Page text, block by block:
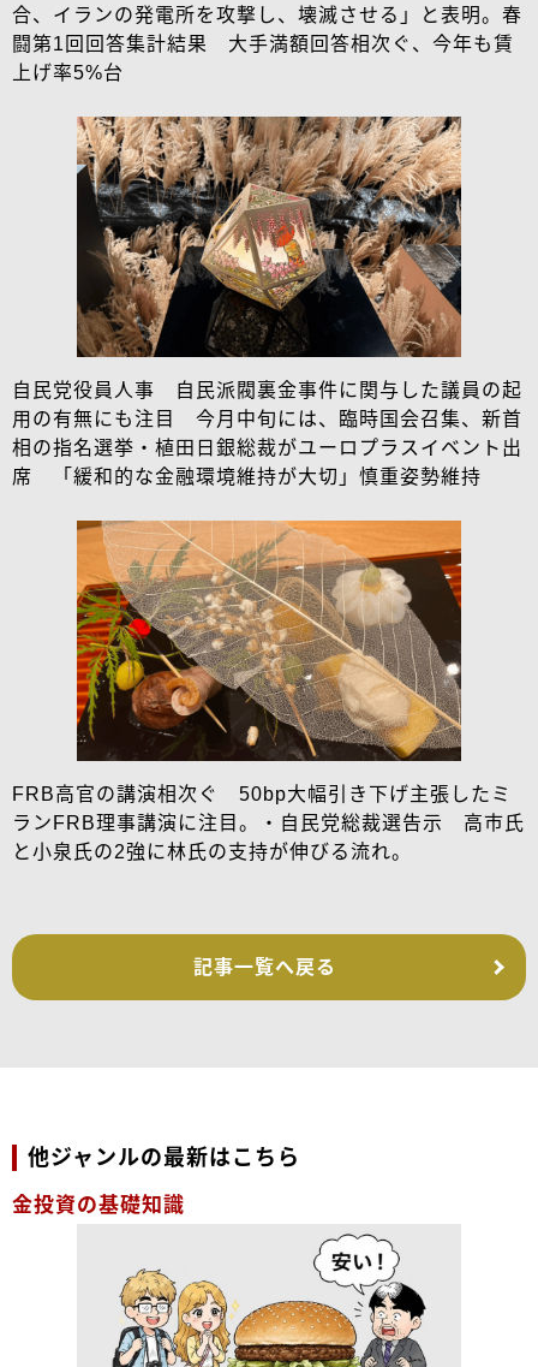
合、イランの発電所を攻撃し、壊滅させる」と表明。春
闘第1回回答集計結果 大手満額回答相次ぐ、今年も賃
上げ率5%台
自民党役員人事 自民派閥裏金事件に関与した議員の起
用の有無にも注目 今月中旬には、臨時国会召集、新首
相の指名選挙・植田日銀総裁がユーロプラスイベント出
席 「緩和的な金融環境維持が大切」慎重姿勢維持
FRB高官の講演相次ぐ 50bp大幅引き下げ主張したミ
ランFRB理事講演に注目。・自民党総裁選告示 高市氏
と小泉氏の2強に林氏の支持が伸びる流れ。
記事一覧へ戻る
他ジャンルの最新はこちら
金投資の基礎知識